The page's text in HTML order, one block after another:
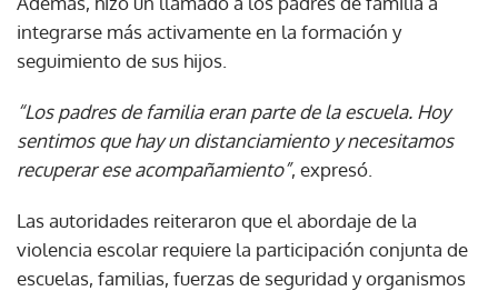
integrarse más activamente en la formación y
seguimiento de sus hijos.
“Los padres de familia eran parte de la escuela. Hoy
sentimos que hay un distanciamiento y necesitamos
recuperar ese acompañamiento”, expresó.
Las autoridades reiteraron que el abordaje de la
violencia escolar requiere la participación conjunta de
escuelas, familias, fuerzas de seguridad y organismos